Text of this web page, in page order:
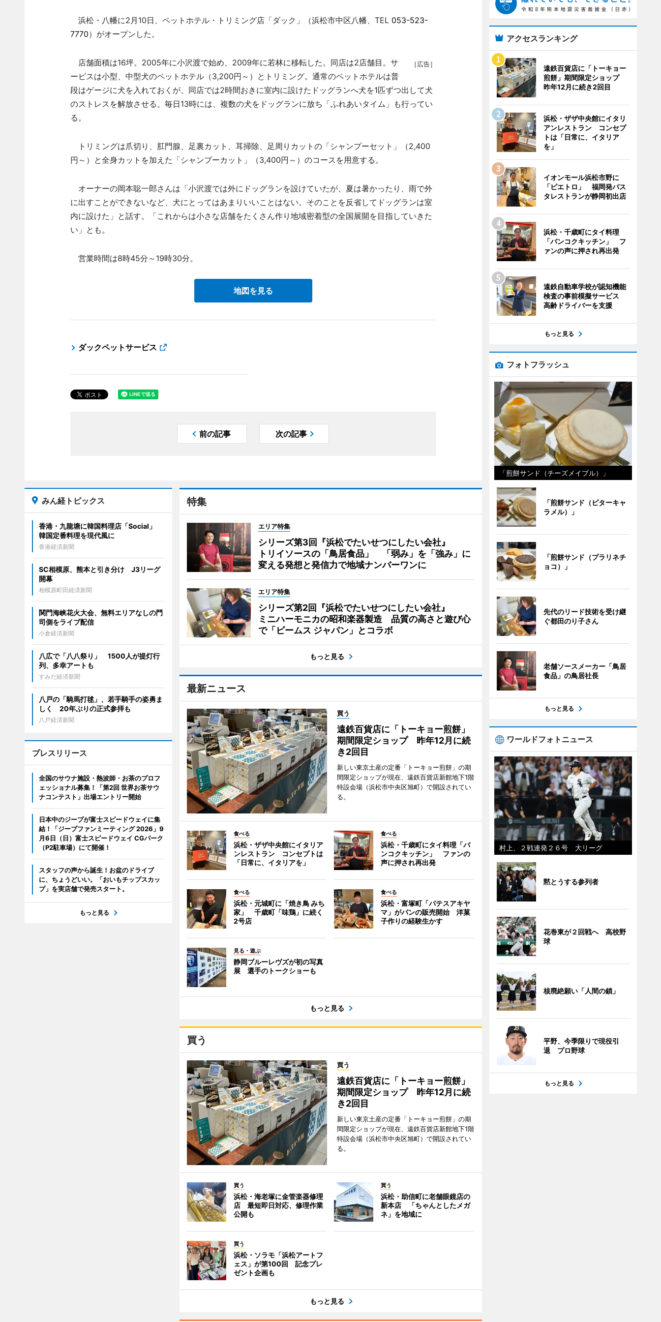
浜松・八幡に2月10日、ペットホテル・トリミング店「ダック」（浜松市中区八幡、TEL 053-523-
7770）がオープンした。
［広告］
店舗面積は16坪。2005年に小沢渡で始め、2009年に若林に移転した。同店は2店舗目。サ
ービスは小型、中型犬のペットホテル（3,200円～）とトリミング。通常のペットホテルは普
段はゲージに犬を入れておくが、同店では2時間おきに室内に設けたドッグランへ犬を1匹ずつ出して犬
のストレスを解放させる。毎日13時には、複数の犬をドッグランに放ち「ふれあいタイム」も行ってい
る。
トリミングは爪切り、肛門腺、足裏カット、耳掃除、足周りカットの「シャンプーセット」（2,400
円～）と全身カットを加えた「シャンプーカット」（3,400円～）のコースを用意する。
オーナーの岡本聡一郎さんは「小沢渡では外にドッグランを設けていたが、夏は暑かったり、雨で外
に出すことができないなど、犬にとってはあまりいいことはない。そのことを反省してドッグランは室
内に設けた」と話す。「これからは小さな店舗をたくさん作り地域密着型の全国展開を目指していきた
い」とも。
営業時間は8時45分～19時30分。
地図を見る
ダックペットサービス
前の記事 次の記事
特集
エリア特集
シリーズ第3回『浜松でたいせつにしたい会社』
トリイソースの「鳥居食品」 「弱み」を「強み」に
変える発想と発信力で地域ナンバーワンに
エリア特集
シリーズ第2回『浜松でたいせつにしたい会社』
ミニハーモニカの昭和楽器製造 品質の高さと遊び心
で「ビームス ジャパン」とコラボ
もっと見る
最新ニュース
買う
遠鉄百貨店に「トーキョー煎餅」
期間限定ショップ 昨年12月に続
き2回目
新しい東京土産の定番「トーキョー煎餅」の期
間限定ショップが現在、遠鉄百貨店新館地下1階
特設会場（浜松市中央区旭町）で開設されてい
る。
食べる
浜松・ザザ中央館にイタリア
ンレストラン コンセプトは
「日常に、イタリアを」
食べる
浜松・千歳町にタイ料理「バ
ンコクキッチン」 ファンの
声に押され再出発
食べる
浜松・元城町に「焼き鳥 みち
家」 千歳町「味鶏」に続く
2号店
食べる
浜松・富塚町「パテスアキヤ
マ」がパンの販売開始 洋菓
子作りの経験生かす
見る・遊ぶ
静岡ブルーレヴズが初の写真
展 選手のトークショーも
もっと見る
買う
買う
遠鉄百貨店に「トーキョー煎餅」
期間限定ショップ 昨年12月に続
き2回目
新しい東京土産の定番「トーキョー煎餅」の期
間限定ショップが現在、遠鉄百貨店新館地下1階
特設会場（浜松市中央区旭町）で開設されてい
る。
買う
浜松・海老塚に金管楽器修理
店 最短即日対応、修理作業
公開も
買う
浜松・助信町に老舗眼鏡店の
新本店 「ちゃんとしたメガ
ネ」を地域に
買う
浜松・ソラモ「浜松アートフ
ェス」が第100回 記念プレ
ゼント企画も
もっと見る
みん経トピックス
香港・九龍塘に韓国料理店「Social」
韓国定番料理を現代風に
香港経済新聞
SC相模原、熊本と引き分け J3リーグ
開幕
相模原町田経済新聞
関門海峡花火大会、無料エリアなしの門
司側をライブ配信
小倉経済新聞
八広で「八八祭り」 1500人が提灯行
列、多幸アートも
すみだ経済新聞
八戸の「騎馬打毬」、若手騎手の姿勇ま
しく 20年ぶりの正式参拝も
八戸経済新聞
プレスリリース
全国のサウナ施設・熱波師・お茶のプロフ
ェッショナル募集！「第2回 世界お茶サウ
ナコンテスト」出場エントリー開始
日本中のジープが富士スピードウェイに集
結！「ジープファンミーティング 2026」9
月6日（日）富士スピードウェイ CGパーク
（P2駐車場）にて開催！
スタッフの声から誕生！お盆のドライブ
に、ちょうどいい。「おいもチップスカッ
プ」を実店舗で発売スタート。
もっと見る
アクセスランキング
遠鉄百貨店に「トーキョー
煎餅」期間限定ショップ
昨年12月に続き2回目
浜松・ザザ中央館にイタリ
アンレストラン コンセプ
トは「日常に、イタリア
を」
イオンモール浜松市野に
「ピエトロ」 福岡発パス
タレストランが静岡初出店
浜松・千歳町にタイ料理
「バンコクキッチン」 フ
ァンの声に押され再出発
遠鉄自動車学校が認知機能
検査の事前模擬サービス
高齢ドライバーを支援
もっと見る
フォトフラッシュ
「煎餅サンド（チーズメイプル）」
「煎餅サンド（ビターキャ
ラメル）」
「煎餅サンド（プラリネチ
ョコ）」
先代のリード技術を受け継
ぐ都田のり子さん
老舗ソースメーカー「鳥居
食品」の鳥居社長
もっと見る
ワールドフォトニュース
村上、２戦連発２６号 大リーグ
黙とうする参列者
花巻東が２回戦へ 高校野
球
核廃絶願い「人間の鎖」
平野、今季限りで現役引
退 プロ野球
もっと見る